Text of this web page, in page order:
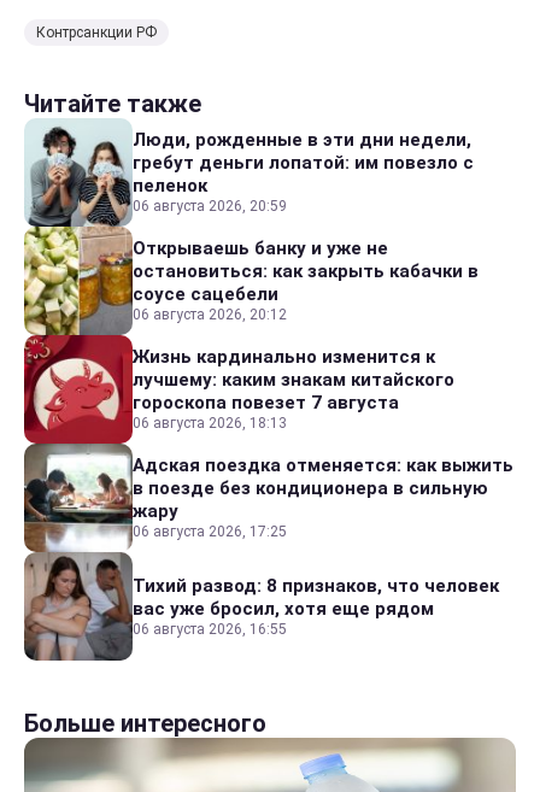
Контрсанкции РФ
Читайте также
Люди, рожденные в эти дни недели,
гребут деньги лопатой: им повезло с
пеленок
06 августа 2026, 20:59
Открываешь банку и уже не
остановиться: как закрыть кабачки в
соусе сацебели
06 августа 2026, 20:12
Жизнь кардинально изменится к
лучшему: каким знакам китайского
гороскопа повезет 7 августа
06 августа 2026, 18:13
Адская поездка отменяется: как выжить
в поезде без кондиционера в сильную
жару
06 августа 2026, 17:25
Тихий развод: 8 признаков, что человек
вас уже бросил, хотя еще рядом
06 августа 2026, 16:55
Больше интересного